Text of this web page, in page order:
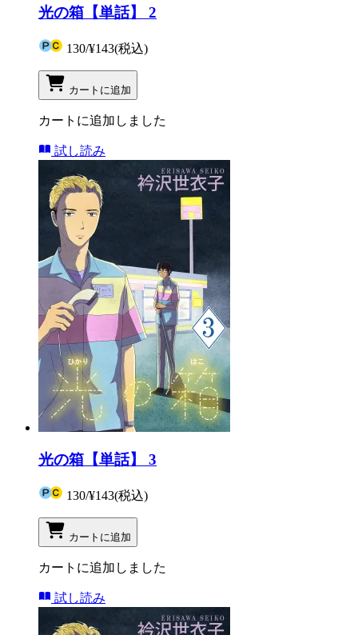
光の箱【単話】 2
130/¥143(税込)
カートに追加
カートに追加しました
試し読み
光の箱【単話】 3
130/¥143(税込)
カートに追加
カートに追加しました
試し読み